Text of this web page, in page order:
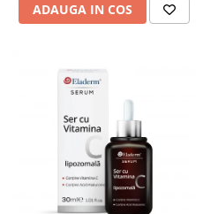
ADAUGA IN COS